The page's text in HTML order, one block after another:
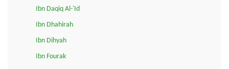
Ibn Daqiq Al-'Id
Ibn Dhahirah
Ibn Dihyah
Ibn Fourak